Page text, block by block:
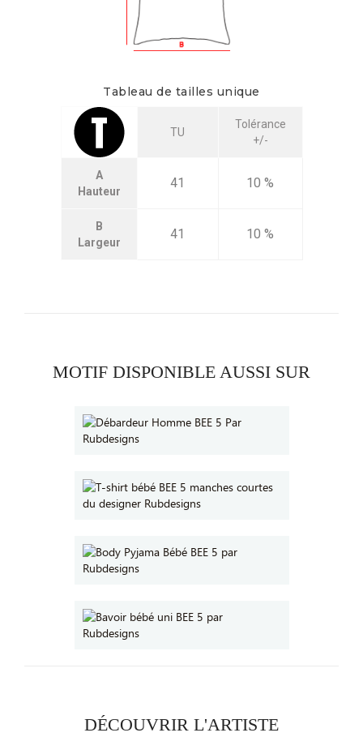
Tableau de tailles unique
TU
Tolérance
+/-
A
Hauteur
41 10 %
B
Largeur
41 10 %
MOTIF DISPONIBLE AUSSI SUR
DÉCOUVRIR L'ARTISTE